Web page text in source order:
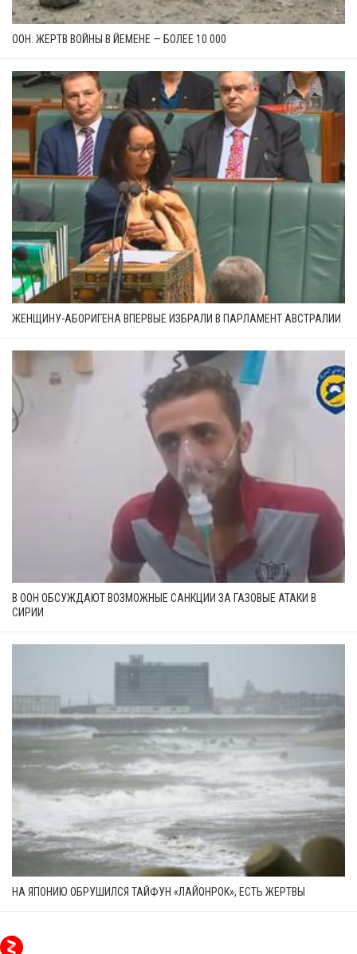
ООН: ЖЕРТВ ВОЙНЫ В ЙЕМЕНЕ — БОЛЕЕ 10 000
ЖЕНЩИНУ-АБОРИГЕНА ВПЕРВЫЕ ИЗБРАЛИ В ПАРЛАМЕНТ АВСТРАЛИИ
В ООН ОБСУЖДАЮТ ВОЗМОЖНЫЕ САНКЦИИ ЗА ГАЗОВЫЕ АТАКИ В
СИРИИ
НА ЯПОНИЮ ОБРУШИЛСЯ ТАЙФУН «ЛАЙОНРОК», ЕСТЬ ЖЕРТВЫ